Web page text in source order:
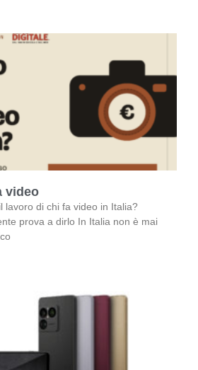
video
lavoro di chi fa video in Italia?
prova a dirlo In Italia non è mai